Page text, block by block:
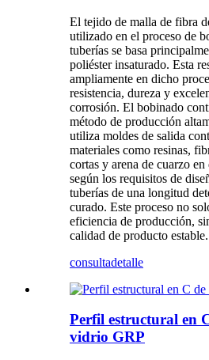
El tejido de malla de fibra
utilizado en el proceso de
tuberías se basa
poliéster insaturado. Esta
ampliamente en dicho
resistencia, dureza y
corrosión. El bobinado
método de producción
utiliza moldes de salida
materiales como resinas,
cortas y arena de cuarzo
según los requisitos de
tuberías de una longitud
curado. Este proceso no
eficiencia de producción,
calidad de producto estable.
consultadetalle
Perfil estructural en
vidrio GRP